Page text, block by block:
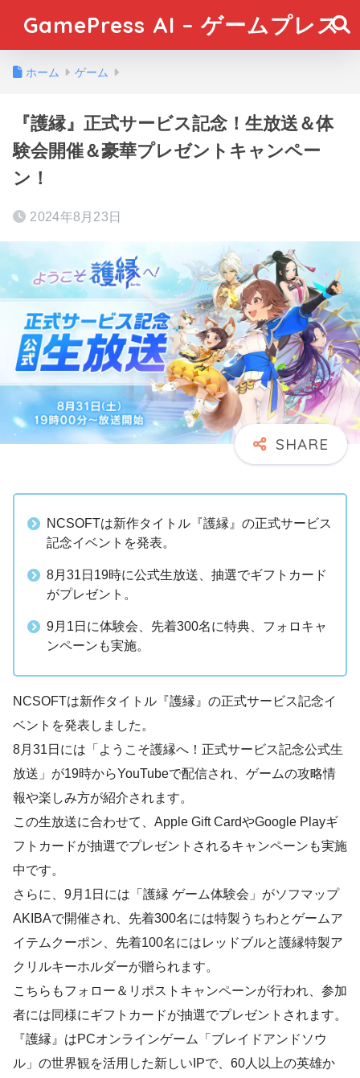
GamePress AI – ゲームプレス
ホーム ゲーム
『護縁』正式サービス記念！生放送＆体
験会開催＆豪華プレゼントキャンペー
ン！
2024年8月23日
NCSOFTは新作タイトル『護縁』の正式サービス
記念イベントを発表。
8月31日19時に公式生放送、抽選でギフトカード
がプレゼント。
9月1日に体験会、先着300名に特典、フォロキャ
ンペーンも実施。
NCSOFTは新作タイトル『護縁』の正式サービス記念イ
ベントを発表しました。
8月31日には「ようこそ護縁へ！正式サービス記念公式生
放送」が19時からYouTubeで配信され、ゲームの攻略情
報や楽しみ方が紹介されます。
この生放送に合わせて、Apple Gift CardやGoogle Playギ
フトカードが抽選でプレゼントされるキャンペーンも実施
中です。
さらに、9月1日には「護縁 ゲーム体験会」がソフマップ
AKIBAで開催され、先着300名には特製うちわとゲームア
イテムクーポン、先着100名にはレッドブルと護縁特製ア
クリルキーホルダーが贈られます。
こちらもフォロー＆リポストキャンペーンが行われ、参加
者には同様にギフトカードが抽選でプレゼントされます。
『護縁』はPCオンラインゲーム「ブレイドアンドソウ
ル」の世界観を活用した新しいIPで、60人以上の英雄か